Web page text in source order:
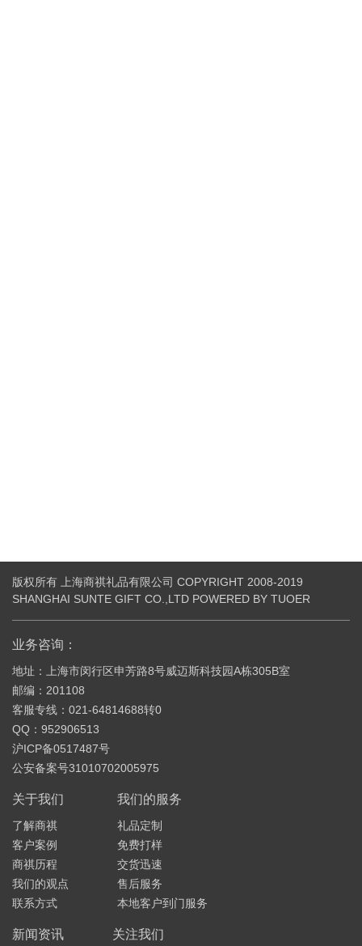
版权所有 上海商祺礼品有限公司 COPYRIGHT 2008-2019
SHANGHAI SUNTE GIFT CO.,LTD POWERED BY TUOER
业务咨询：
地址：上海市闵行区申芳路8号威迈斯科技园A栋305B室
邮编：201108
客服专线：021-64814688转0
QQ：952906513
沪ICP备0517487号
公安备案号31010702005975
关于我们
了解商祺
客户案例
商祺历程
我们的观点
联系方式
我们的服务
礼品定制
免费打样
交货迅速
售后服务
本地客户到门服务
新闻资讯 关注我们